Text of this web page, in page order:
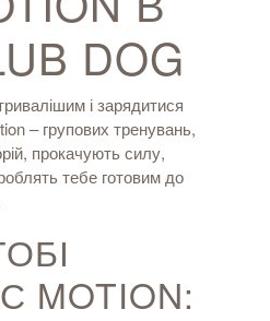
DOG
і зарядитися
– групових тренувань,
прокачують силу,
тебе готовим до
MOTION: